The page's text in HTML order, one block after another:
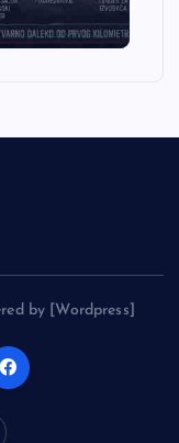
by [Wordpress]